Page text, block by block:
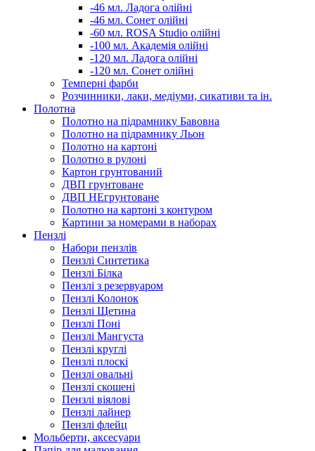
-46 мл. Ладога олійні
-46 мл. Сонет олійні
-60 мл. ROSA Studio олійні
-100 мл. Академія олійні
-120 мл. Ладога олійні
-120 мл. Сонет олійні
Темперні фарби
Розчинники, лаки, медіуми, сикативи та ін.
Полотна
Полотно на підрамнику Бавовна
Полотно на підрамнику Льон
Полотно на картоні
Полотно в рулоні
Картон грунтований
ДВП грунтоване
ДВП НЕгрунтоване
Полотно на картоні з контуром
Картини за номерами в наборах
Пензлі
Набори пензлів
Пензлі Синтетика
Пензлі Білка
Пензлі з резервуаром
Пензлі Колонок
Пензлі Щетина
Пензлі Поні
Пензлі Мангуста
Пензлі круглі
Пензлі плоскі
Пензлі овальні
Пензлі скошені
Пензлі віялові
Пензлі лайнер
Пензлі флейц
Мольберти, аксесуари